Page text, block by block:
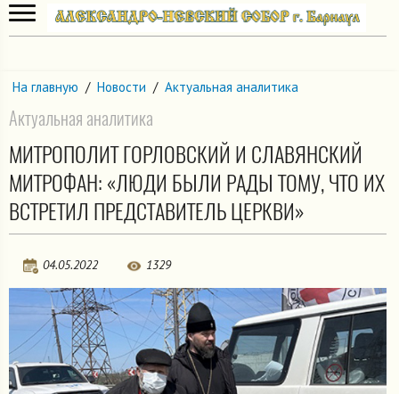
На главную / Новости / Актуальная аналитика
Актуальная аналитика
МИТРОПОЛИТ ГОРЛОВСКИЙ И СЛАВЯНСКИЙ
МИТРОФАН: «ЛЮДИ БЫЛИ РАДЫ ТОМУ, ЧТО ИХ
ВСТРЕТИЛ ПРЕДСТАВИТЕЛЬ ЦЕРКВИ»
04.05.2022 1329